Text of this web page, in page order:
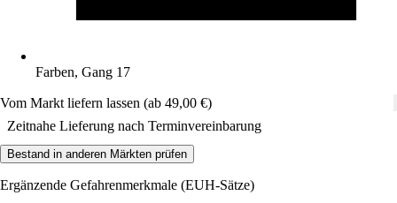
Farben, Gang 17
Vom Markt liefern lassen (ab 49,00 €)
Zeitnahe Lieferung nach Terminvereinbarung
Bestand in anderen Märkten prüfen
Ergänzende Gefahrenmerkmale (EUH-Sätze)